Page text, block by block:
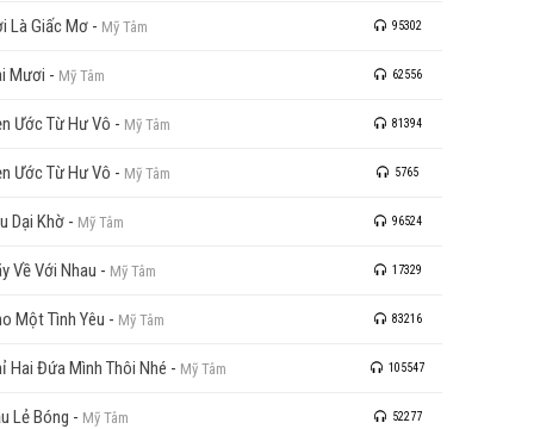
Là Giấc Mơ - Mỹ Tâm 95302
Mươi - Mỹ Tâm 62556
Ước Từ Hư Vô - Mỹ Tâm 81394
Ước Từ Hư Vô - Mỹ Tâm 5765
Dại Khờ - Mỹ Tâm 96524
Về Với Nhau - Mỹ Tâm 17329
Một Tình Yêu - Mỹ Tâm 83216
Hai Đứa Mình Thôi Nhé - Mỹ Tâm 105547
Lẻ Bóng - Mỹ Tâm 52277